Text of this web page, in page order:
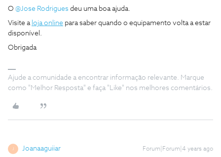
O @Jose Rodrigues deu uma boa ajuda.
Visite a loja online para saber quando o equipamento volta a estar
disponível.
Obrigada
Ajude a comunidade a encontrar informação relevante. Marque
como "Melhor Resposta" e faça "Like" nos melhores comentários.
Joanaaguiiar Forum|Forum|4 years ago